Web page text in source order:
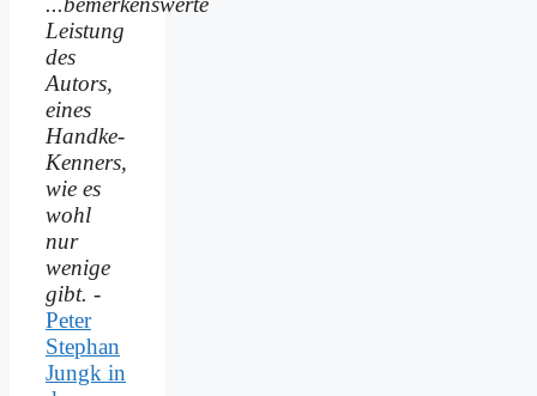
Leistung
des
Autors,
eines
Handke-
Kenners,
wie es
wohl
nur
wenige
gibt. -
Peter
Stephan
Jungk in